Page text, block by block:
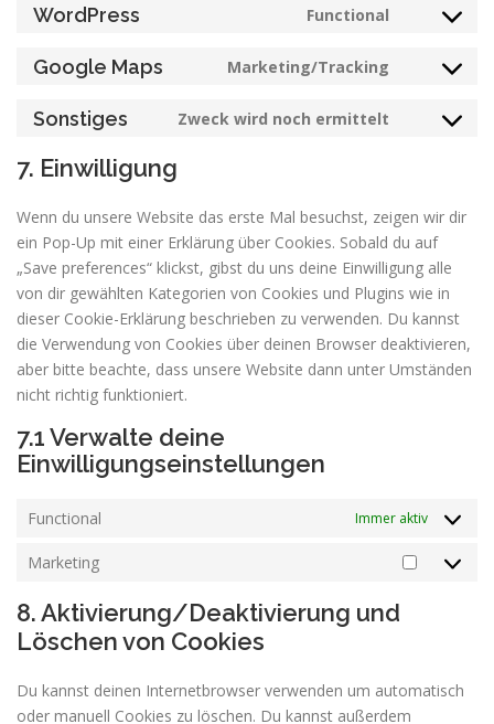
WordPress Functional
Google Maps Marketing/Tracking
Sonstiges Zweck wird noch ermittelt
7. Einwilligung
Wenn du unsere Website das erste Mal besuchst, zeigen wir dir
ein Pop-Up mit einer Erklärung über Cookies. Sobald du auf
„Save preferences“ klickst, gibst du uns deine Einwilligung alle
von dir gewählten Kategorien von Cookies und Plugins wie in
dieser Cookie-Erklärung beschrieben zu verwenden. Du kannst
die Verwendung von Cookies über deinen Browser deaktivieren,
aber bitte beachte, dass unsere Website dann unter Umständen
nicht richtig funktioniert.
7.1 Verwalte deine
Einwilligungseinstellungen
Functional Immer aktiv
Marketing
8. Aktivierung/Deaktivierung und
Löschen von Cookies
Du kannst deinen Internetbrowser verwenden um automatisch
oder manuell Cookies zu löschen. Du kannst außerdem